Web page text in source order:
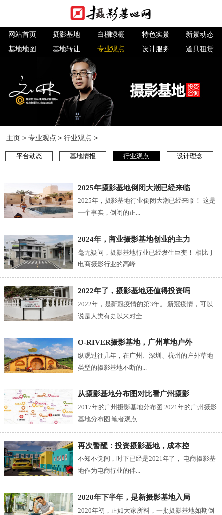
网站首页 摄影基地 白棚绿棚 特色实景
新景动态
基地地图
基地转让 专业观点 设计服务 道具租赁
主页 >专业观点 >行业观点 >
平台动态 基地情报 行业观点 设计理念
2025年摄影基地倒闭大潮已经来临
2025年，摄影基地行业倒闭大潮已经来临！ 这是
一个事实，倒闭的正...
2024年，商业摄影基地创业的主力
毫无疑问，摄影基地行业已经发生巨变！ 相比于
电商摄影行业的高峰...
2022年了，摄影基地还值得投资吗
2022年，是新冠疫情的第3年。 新冠疫情，可以
说是人类有史以来对全...
O-RIVER摄影基地，广州草地户外
纵观过往几年，在广州、深圳、杭州的户外草地
类型的摄影基地不断的...
从摄影基地分布图对比看广州摄影
2017年的广州摄影基地分布图 2021年的广州摄影
基地分布图 笔者观点...
再次警醒：投资摄影基地，成本控
不知不觉间，时下已经是2021年了， 电商摄影基
地作为电商行业的伴...
2020年下半年，是新摄影基地入局
2020年初，正如大家所料，一批摄影基地如期倒